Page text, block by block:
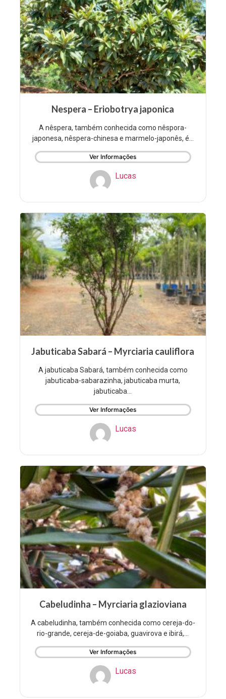
Nespera – Eriobotrya japonica
A nêspera, também conhecida como nêspora-
japonesa, nêspera-chinesa e marmelo-japonês, é...
Ver Informações
Lucas
Jabuticaba Sabará – Myrciaria cauliflora
A jabuticaba Sabará, também conhecida como
jabuticaba-sabarazinha, jabuticaba murta,
jabuticaba...
Ver Informações
Lucas
Cabeludinha – Myrciaria glazioviana
A cabeludinha, também conhecida como cereja-do-
rio-grande, cereja-de-goiaba, guavirova e ibirá,...
Ver Informações
Lucas